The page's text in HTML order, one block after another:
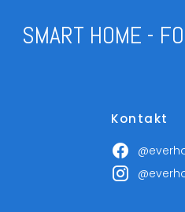
SMART HOME -
Kontakt